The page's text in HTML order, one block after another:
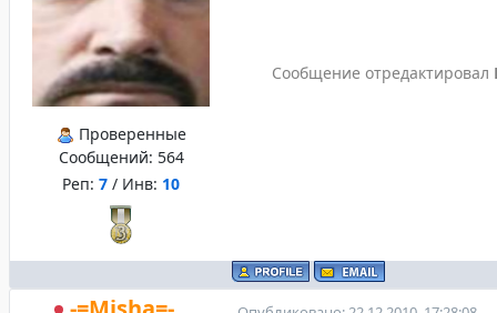
Проверенные
Сообщений: 564
Реп: 7 / Инв: 10
Сообщение отредактировал